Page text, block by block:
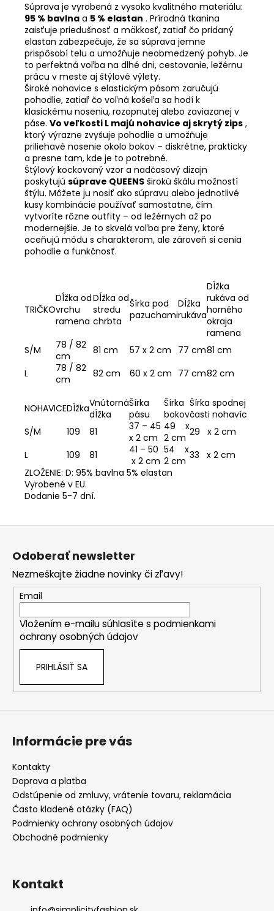
Súprava je vyrobená z vysoko kvalitného materiálu:
95 % bavlna a 5 % elastan . Prírodná tkanina
zaisťuje priedušnosť a mäkkosť, zatiaľ čo pridaný
elastan zabezpečuje, že sa súprava jemne
prispôsobí telu a umožňuje neobmedzený pohyb. Je
to perfektná voľba na dlhé dni, cestovanie, ležérnu
prácu v meste aj štýlové výlety.
Široké nohavice s elastickým pásom zaručujú
pohodlie, zatiaľ čo voľná košeľa sa hodí k
klasickému noseniu, rozopnutej alebo zaviazanej v
páse. Vo veľkosti L majú nohavice aj skrytý zips ,
ktorý výrazne zvyšuje pohodlie a umožňuje
priliehavé nosenie okolo bokov – diskrétne, prakticky
a presne tam, kde je to potrebné.
Štýlový kockovaný vzor a nadčasový dizajn
poskytujú súprave QUEENS širokú škálu možností
štýlu. Môžete ju nosiť ako súpravu alebo jednotlivé
kusy kombinácie používať samostatne, čím
vytvoríte rôzne outfity – od ležérnych až po
modernejšie. Je to skvelá voľba pre ženy, ktoré
oceňujú módu s charakterom, ale zároveň si cenia
pohodlie a funkčnosť.
TRIČKO
Dĺžka od
vrchu
ramena
Dĺžka od
stredu
chrbta
Šírka pod
pazuchami
Dĺžka
rukáva
Dĺžka
rukáva od
horného
okraja
ramena
S/M
78 / 82
cm
81 cm 57 x 2 cm 77 cm81 cm
L
78 / 82
cm
82 cm 60 x 2 cm 77 cm82 cm
NOHAVICEDĺžkaVnútorná
dĺžka
Šírka
pásu
Šírka
bokov
Šírka spodnej
časti nohavíc
S/M
109 81
37 – 45
x 2 cm
49 x
2 cm 29 x 2 cm
L
109 81
41 – 50
x 2 cm
54 x
2 cm 33 x 2 cm
ZLOŽENIE: D: 95% bavlna 5% elastan
Vyrobené v EU.
Dodanie 5-7 dní.
Odoberať newsletter
Nezmeškajte žiadne novinky či zľavy!
Email
Vložením e-mailu súhlasíte s podmienkami
ochrany osobných údajov
PRIHLÁSIŤ SA
Informácie pre vás
Kontakty
Doprava a platba
Odstúpenie od zmluvy, vrátenie tovaru, reklamácia
Často kladené otázky (FAQ)
Podmienky ochrany osobných údajov
Obchodné podmienky
Kontakt